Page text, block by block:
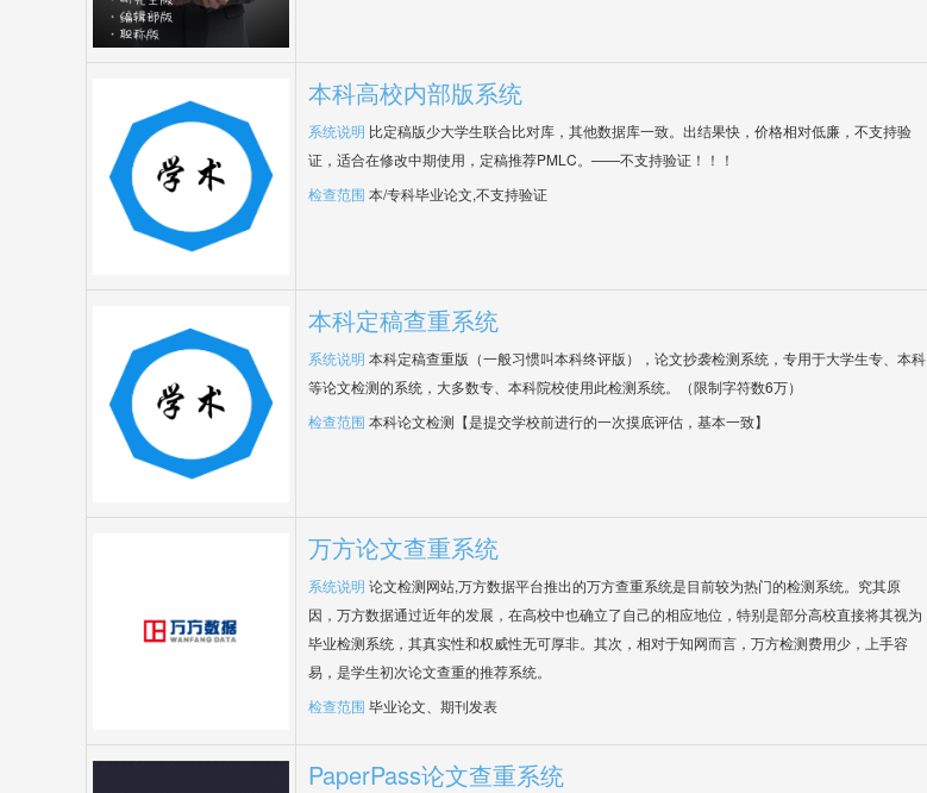
本科高校内部版系统
系统说明 比定稿版少大学生联合比对库，其他数据库一致。出结果快，价格相对低廉，不支持验
证，适合在修改中期使用，定稿推荐PMLC。——不支持验证！！！
检查范围 本/专科毕业论文,不支持验证
本科定稿查重系统
系统说明 本科定稿查重版（一般习惯叫本科终评版），论文抄袭检测系统，专用于大学生专、本科
等论文检测的系统，大多数专、本科院校使用此检测系统。（限制字符数6万）
检查范围 本科论文检测【是提交学校前进行的一次摸底评估，基本一致】
万方论文查重系统
系统说明 论文检测网站,万方数据平台推出的万方查重系统是目前较为热门的检测系统。究其原
因，万方数据通过近年的发展，在高校中也确立了自己的相应地位，特别是部分高校直接将其视为
毕业检测系统，其真实性和权威性无可厚非。其次，相对于知网而言，万方检测费用少，上手容
易，是学生初次论文查重的推荐系统。
检查范围 毕业论文、期刊发表
PaperPass论文查重系统